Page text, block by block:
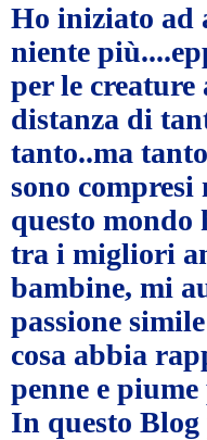
Ho iniziato ad
niente
per le
distanza di
tanto..ma
sono
questo mondo
tra i migliori
bambine, mi
passione
cosa abbia
penne e
In questo